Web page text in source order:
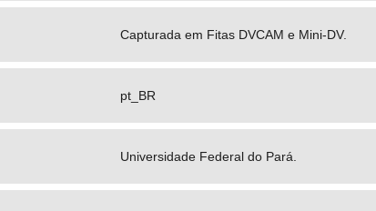
Capturada em Fitas DVCAM e Mini-DV.
pt_BR
Universidade Federal do Pará.